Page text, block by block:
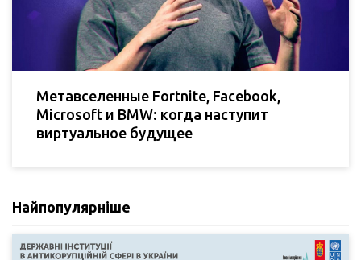
Метавселенные Fortnite, Facebook,
Microsoft и BMW: когда наступит
виртуальное будущее
Найпопулярніше